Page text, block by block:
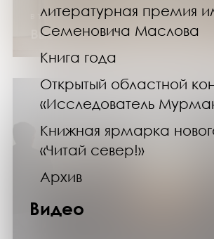
литературная премия
Семеновича Маслова
Книга года
Открытый областной
«Исследователь
Книжная ярмарка
«Читай север!»
Архив
Видео
в течение года
Выставка изданий «Книжный